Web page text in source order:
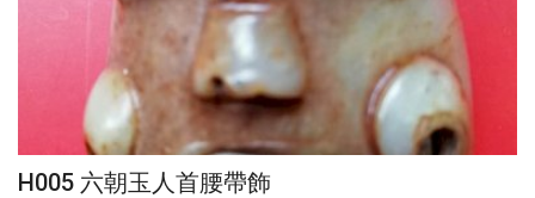
H005 六朝玉人首腰帶飾